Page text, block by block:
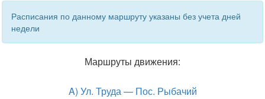
Расписания по данному маршруту указаны без учета дней
недели
Маршруты движения:
A) Ул. Труда — Пос. Рыбачий